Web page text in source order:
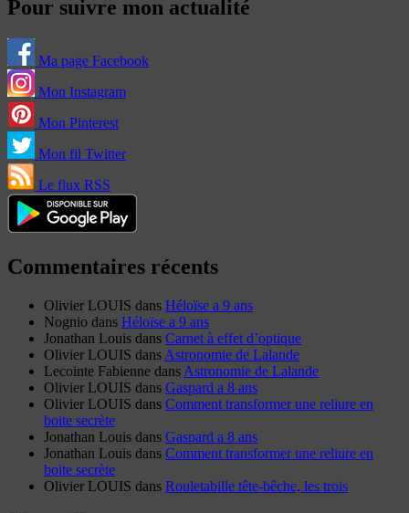
Pour suivre mon actualité
Ma page Facebook
Mon Instagram
Mon Pinterest
Mon fil Twitter
Le flux RSS
Commentaires récents
Olivier LOUIS dans Héloïse a 9 ans
Nognio dans Héloïse a 9 ans
Jonathan Louis dans Carnet à effet d’optique
Olivier LOUIS dans Astronomie de Lalande
Lecointe Fabienne dans Astronomie de Lalande
Olivier LOUIS dans Gaspard a 8 ans
Olivier LOUIS dans Comment transformer une reliure en
boite secrète
Jonathan Louis dans Gaspard a 8 ans
Jonathan Louis dans Comment transformer une reliure en
boite secrète
Olivier LOUIS dans Rouletabille tête-bêche, les trois